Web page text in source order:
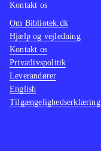
Kontakt os
Om Bibliotek.dk
Hjælp og vejledning
Kontakt os
Privatlivspolitik
Leverandører
English
Tilgængelighedserklæring